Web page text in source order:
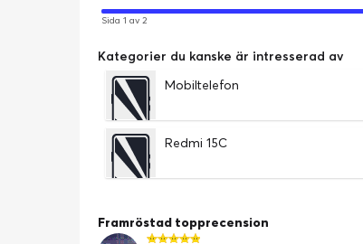
Sida 1 av 2
Kategorier du kanske är intresserad av
Mobiltelefon
Redmi 15C
Framröstad topprecension